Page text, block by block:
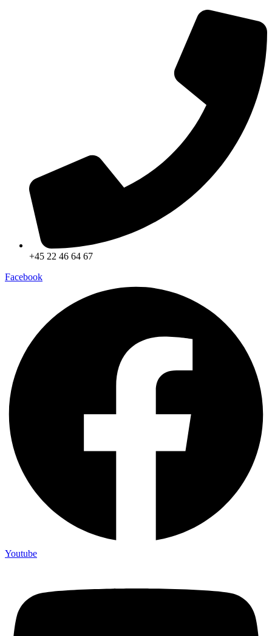
+45 22 46 64 67
Facebook
Youtube